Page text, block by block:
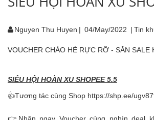
Nguyen Thu Huyen | 04/May/2022 | Tin
VOUCHER CHÀO HÈ RỰC RỠ - SĂN SALE
SIÊU HỘI HOÀN XU SHOPEE 5.5
👍Tương tác cùng Shop https://shp.ee/
👉Nhận ngay Voucher cùng nghìn deal